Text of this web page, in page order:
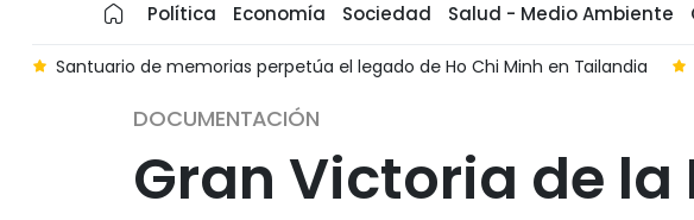
Política Economía Sociedad Salud - Medio Ambiente
Santuario de memorias perpetúa el legado de Ho Chi Minh en Tailandia
DOCUMENTACIÓN
Gran Victoria de la